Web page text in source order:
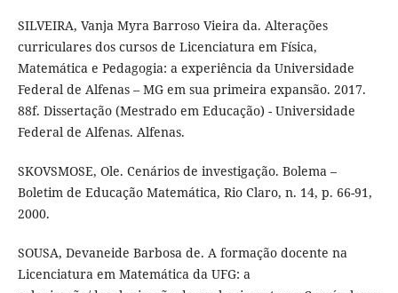
SILVEIRA, Vanja Myra Barroso Vieira da. Alterações
curriculares dos cursos de Licenciatura em Física,
Matemática e Pedagogia: a experiência da Universidade
Federal de Alfenas – MG em sua primeira expansão. 2017.
88f. Dissertação (Mestrado em Educação) - Universidade
Federal de Alfenas. Alfenas.
SKOVSMOSE, Ole. Cenários de investigação. Bolema –
Boletim de Educação Matemática, Rio Claro, n. 14, p. 66-91,
2000.
SOUSA, Devaneide Barbosa de. A formação docente na
Licenciatura em Matemática da UFG: a